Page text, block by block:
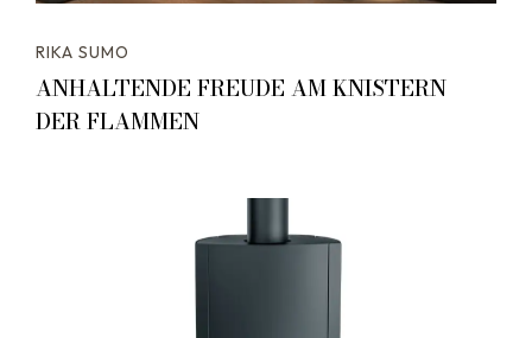
RIKA SUMO
ANHALTENDE FREUDE AM KNISTERN
DER FLAMMEN